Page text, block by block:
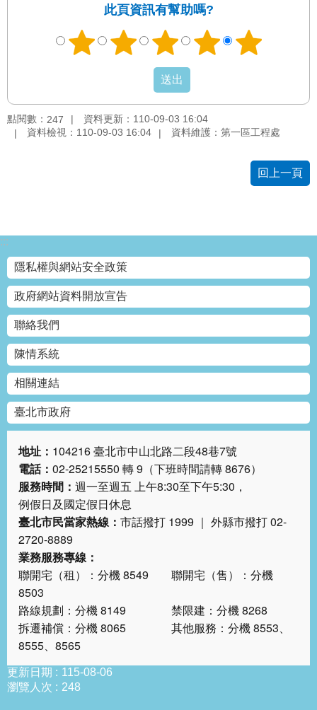
站
導
覽
English
陳
情
系
統
常
見
問
答
雙
語
詞
彙
臺
北
通
台
北
服
務
通
隱
此頁資訊有幫助嗎?
點閱數： 247
資料更新：110-09-03 16:04
資料檢視：110-09-03 16:04
資料維護：第一區工程處
回上一頁
:::
隱私權與網站安全政策
政府網站資料開放宣告
聯絡我們
陳情系統
相關連結
臺北市政府
地址： 104216 臺北市中山北路二段48巷7號
電話： 02-25215550 轉 9（下班時間請轉 8676）
服務時間： 週一至週五 上午8:30至下午5:30，
例假日及國定假日休息
臺北市民當家熱線： 市話撥打 1999 ｜ 外縣市撥打 02-
2720-8889
業務服務專線：
聯開宅（租）：分機 8549 聯開宅（售）：分機
8503
路線規劃：分機 8149 禁限建：分機 8268
拆遷補償：分機 8065 其他服務：分機 8553、
8555、8565
更新日期
115-08-06
瀏覽人次
248